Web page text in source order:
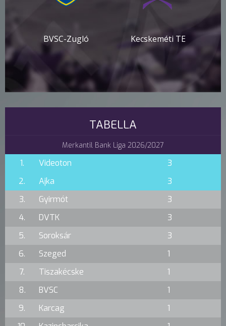
BVSC-Zugló Kecskeméti TE
TABELLA
Merkantil Bank Liga 2026/2027
1. Videoton
3
2.
Ajka
3
3.
Gyirmót
3
4.
DVTK
3
5.
Soroksár
3
6.
Szeged
1
7.
Tiszakécske
1
8.
BVSC
1
9.
Karcag
1